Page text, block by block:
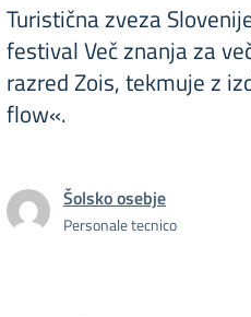
Turistična zveza
festival Več znanja za
razred Zois, tekmuje z
flow«.
Šolsko osebje
Personale tecnico